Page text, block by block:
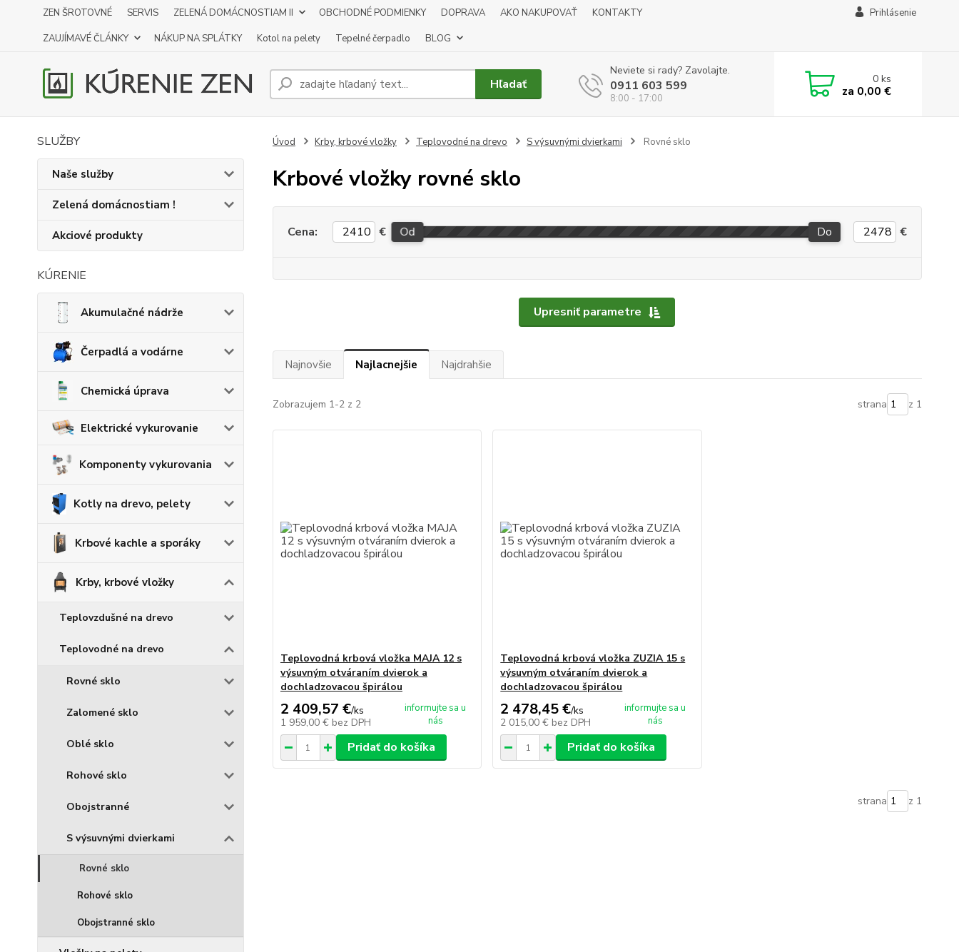
ZEN ŠROTOVNÉ SERVIS ZELENÁ DOMÁCNOSTIAM II OBCHODNÉ PODMIENKY DOPRAVA AKO NAKUPOVAŤ
KONTAKTY
ZAUJÍMAVÉ ČLÁNKY
NÁKUP NA SPLÁTKY Kotol na pelety Tepelné čerpadlo BLOG
Prihlásenie
Hľadať
Neviete si rady? Zavolajte.
0911 603 599
8:00 - 17:00
0ks
za 0,00 €
SLUŽBY
Naše služby
Zelená domácnostiam !
Akciové produkty
KÚRENIE
Akumulačné nádrže
Čerpadlá a vodárne
Chemická úprava
Elektrické vykurovanie
Komponenty vykurovania
Kotly na drevo, pelety
Krbové kachle a sporáky
Krby, krbové vložky
Teplovzdušné na drevo
Teplovodné na drevo
Rovné sklo
Zalomené sklo
Oblé sklo
Rohové sklo
Obojstranné
S výsuvnými dvierkami
Rovné sklo
Rohové sklo
Obojstranné sklo
Úvod Krby, krbové vložky Teplovodné na drevo S výsuvnými dvierkami Rovné sklo
Krbové vložky rovné sklo
Upresniť parametre
Cena: € Od Do €
Najnovšie Najlacnejšie Najdrahšie
Zobrazujem 1-2 z 2 strana z 1
Teplovodná krbová vložka MAJA 12 s
výsuvným otváraním dvierok a
dochladzovacou špirálou
2 409,57 €/ks
1 959,00 € bez DPH
informujte sa u
nás
Pridať do košíka
Teplovodná krbová vložka ZUZIA 15 s
výsuvným otváraním dvierok a
dochladzovacou špirálou
2 478,45 €/ks
2 015,00 € bez DPH
informujte sa u
nás
Pridať do košíka
strana z 1